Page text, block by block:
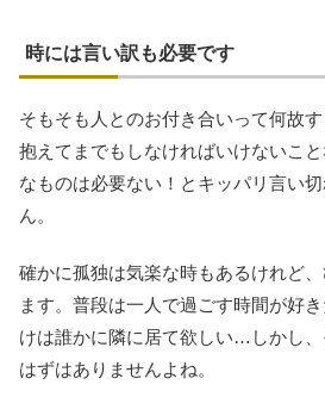
時には言い訳も必要です
そもそも人とのお付き合いって何故
抱えてまでもしなければいけないこ
なものは必要ない！とキッパリ言い
ん。
確かに孤独は気楽な時もあるけれど
ます。普段は一人で過ごす時間が好
けは誰かに隣に居て欲しい…しかし、
はずはありませんよね。